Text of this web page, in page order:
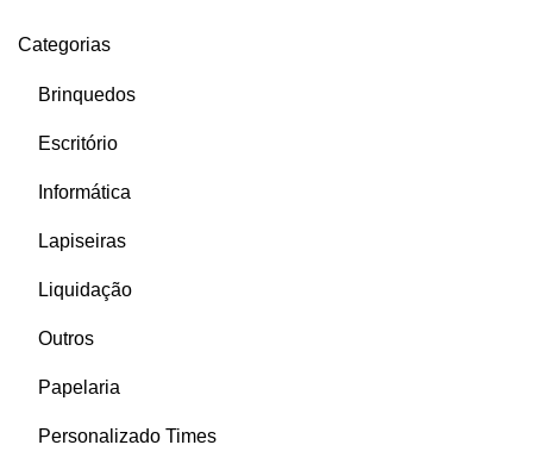
Categorias
Brinquedos
Escritório
Informática
Lapiseiras
Liquidação
Outros
Papelaria
Personalizado Times